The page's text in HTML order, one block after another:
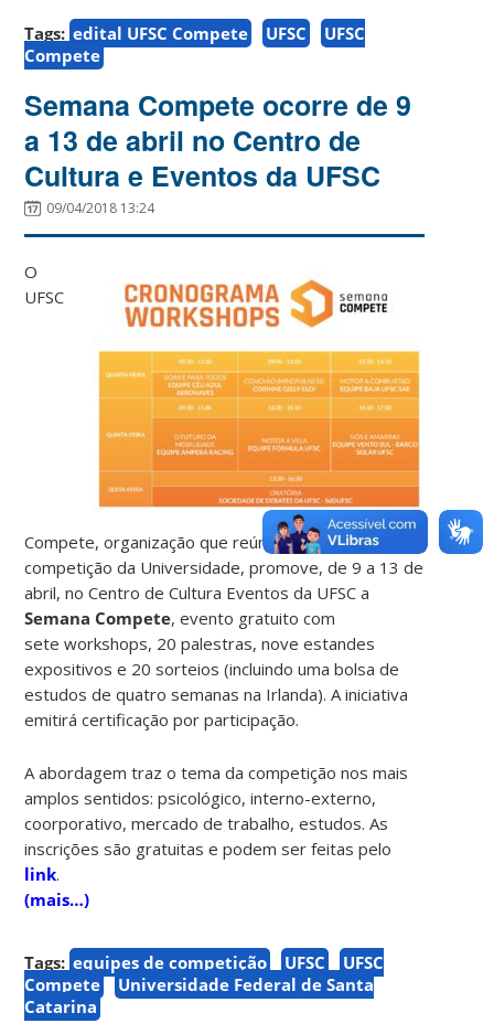
Tags: edital UFSC Compete UFSC
UFSC
Compete
Semana Compete ocorre de 9
a 13 de abril no Centro de
Cultura e Eventos da UFSC
09/04/2018 13:24
O
UFSC
Compete, organização que reúne 15 equipes de
competição da Universidade, promove, de 9 a 13 de
abril, no Centro de Cultura Eventos da UFSC a
Semana Compete, evento gratuito com
sete workshops, 20 palestras, nove estandes
expositivos e 20 sorteios (incluindo uma bolsa de
estudos de quatro semanas na Irlanda). A iniciativa
emitirá certificação por participação.
A abordagem traz o tema da competição nos mais
amplos sentidos: psicológico, interno-externo,
coorporativo, mercado de trabalho, estudos. As
inscrições são gratuitas e podem ser feitas pelo
link.
(mais…)
Tags: equipes de competição UFSC
UFSC
Compete
Universidade Federal de Santa
Catarina